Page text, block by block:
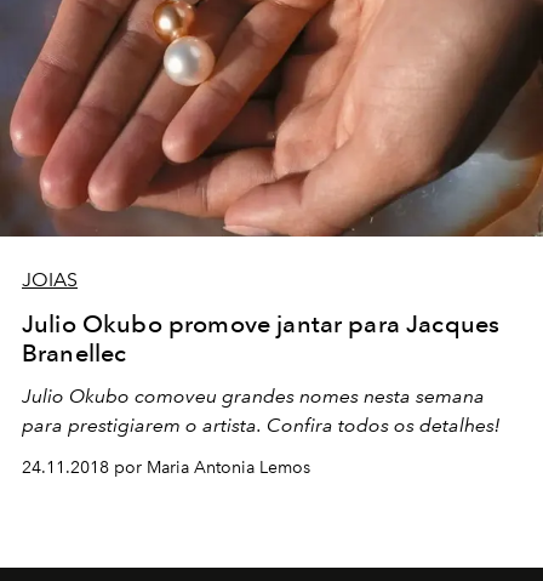
JOIAS
Julio Okubo promove jantar para Jacques
Branellec
Julio Okubo comoveu grandes nomes nesta semana
para prestigiarem o artista. Confira todos os detalhes!
24.11.2018 por Maria Antonia Lemos